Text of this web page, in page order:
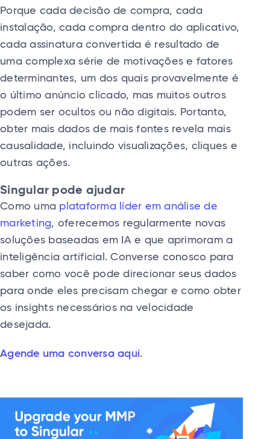
Porque cada decisão de compra, cada
instalação, cada compra dentro do aplicativo,
cada assinatura convertida é resultado de
uma complexa série de motivações e fatores
determinantes, um dos quais provavelmente é
o último anúncio clicado, mas muitos outros
podem ser ocultos ou não digitais. Portanto,
obter mais dados de mais fontes revela mais
causalidade, incluindo visualizações, cliques e
outras ações.
Singular pode ajudar
Como uma plataforma líder em análise de
marketing, oferecemos regularmente novas
soluções baseadas em IA e que aprimoram a
inteligência artificial. Converse conosco para
saber como você pode direcionar seus dados
para onde eles precisam chegar e como obter
os insights necessários na velocidade
desejada.
Agende uma conversa aqui.